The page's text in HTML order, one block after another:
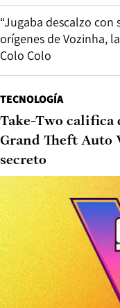
“Jugaba descalzo con
orígenes de Vozinha,
Colo Colo
TECNOLOGÍA
Take-Two califica
Grand Theft Auto
secreto